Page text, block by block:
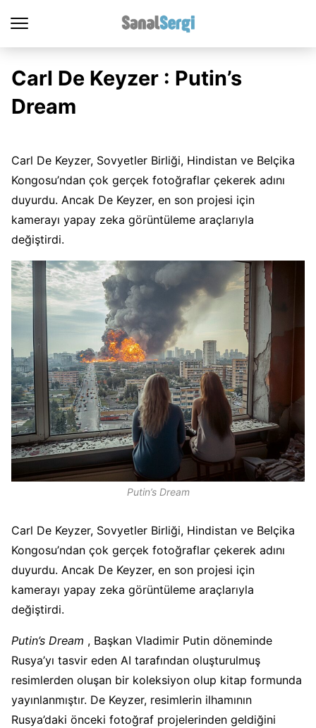
Carl De Keyzer : Putin’s
Dream
Carl De Keyzer, Sovyetler Birliği, Hindistan ve Belçika
Kongosu’ndan çok gerçek fotoğraflar çekerek adını
duyurdu. Ancak De Keyzer, en son projesi için
kamerayı yapay zeka görüntüleme araçlarıyla
değiştirdi.
Putin’s Dream
Carl De Keyzer, Sovyetler Birliği, Hindistan ve Belçika
Kongosu’ndan çok gerçek fotoğraflar çekerek adını
duyurdu. Ancak De Keyzer, en son projesi için
kamerayı yapay zeka görüntüleme araçlarıyla
değiştirdi.
Putin’s Dream , Başkan Vladimir Putin döneminde
Rusya’yı tasvir eden AI tarafından oluşturulmuş
resimlerden oluşan bir koleksiyon olup kitap formunda
yayınlanmıştır. De Keyzer, resimlerin ilhamının
Rusya’daki önceki fotoğraf projelerinden geldiğini